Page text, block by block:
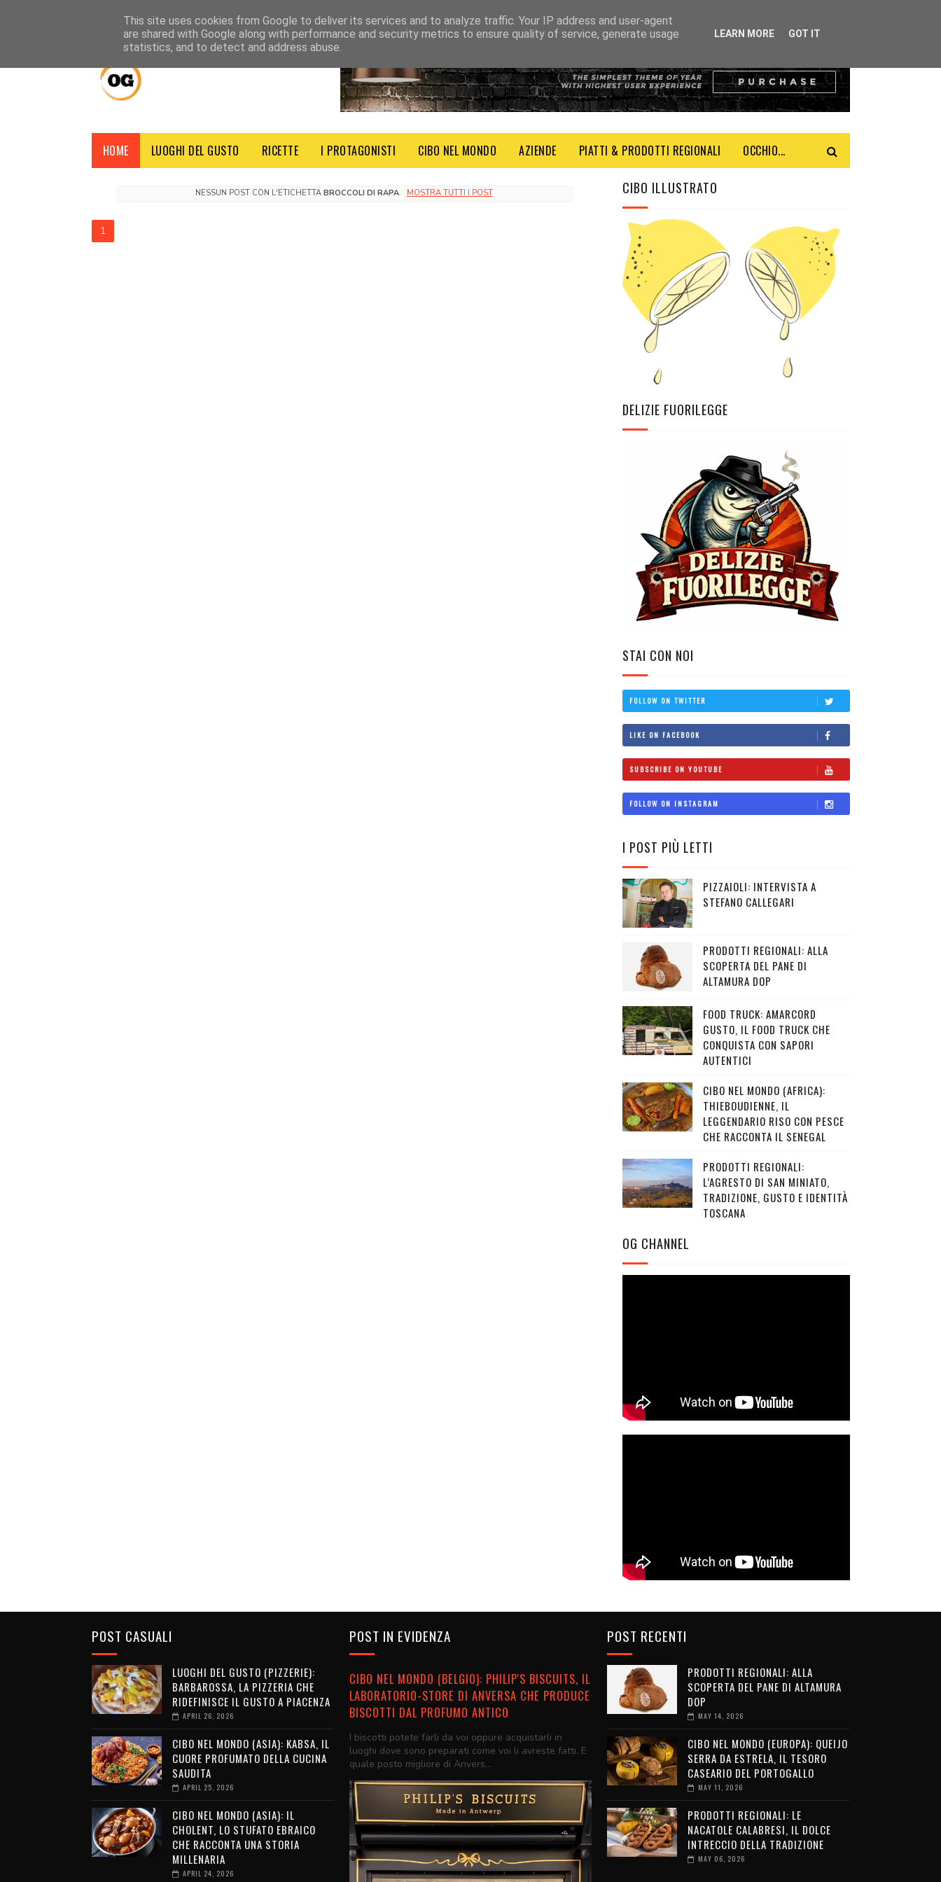
CHI SIAMO CREDITI NOTE LEGALI
HOME LUOGHI DEL GUSTO RICETTE I PROTAGONISTI CIBO NEL MONDO AZIENDE PIATTI & PRODOTTI REGIONALI OCCHIO...
NESSUN POST CON L'ETICHETTABROCCOLI DI RAPA. MOSTRA TUTTI I POST
1
CIBO ILLUSTRATO
DELIZIE FUORILEGGE
STAI CON NOI
FOLLOW ON TWITTER
LIKE ON FACEBOOK
SUBSCRIBE ON YOUTUBE
FOLLOW ON INSTAGRAM
I POST PIÙ LETTI
PIZZAIOLI: INTERVISTA A
STEFANO CALLEGARI
PRODOTTI REGIONALI: ALLA
SCOPERTA DEL PANE DI
ALTAMURA DOP
FOOD TRUCK: AMARCORD
GUSTO, IL FOOD TRUCK CHE
CONQUISTA CON SAPORI
AUTENTICI
CIBO NEL MONDO (AFRICA):
THIEBOUDIENNE, IL
LEGGENDARIO RISO CON PESCE
CHE RACCONTA IL SENEGAL
PRODOTTI REGIONALI:
L’AGRESTO DI SAN MINIATO,
TRADIZIONE, GUSTO E IDENTITÀ
TOSCANA
OG CHANNEL
POST CASUALI
LUOGHI DEL GUSTO (PIZZERIE):
BARBAROSSA, LA PIZZERIA CHE
RIDEFINISCE IL GUSTO A PIACENZA
APRIL 26, 2026
CIBO NEL MONDO (ASIA): KABSA, IL
CUORE PROFUMATO DELLA CUCINA
SAUDITA
APRIL 25, 2026
CIBO NEL MONDO (ASIA): IL
CHOLENT, LO STUFATO EBRAICO
CHE RACCONTA UNA STORIA
MILLENARIA
APRIL 24, 2026
POST IN EVIDENZA
CIBO NEL MONDO (BELGIO): PHILIP'S BISCUITS, IL
LABORATORIO-STORE DI ANVERSA CHE PRODUCE
BISCOTTI DAL PROFUMO ANTICO
I biscotti potete farli da voi oppure acquistarli in
luoghi dove sono preparati come voi li avreste fatti. E
quale posto migliore di Anvers...
POST RECENTI
PRODOTTI REGIONALI: ALLA
SCOPERTA DEL PANE DI ALTAMURA
DOP
MAY 14, 2026
CIBO NEL MONDO (EUROPA): QUEIJO
SERRA DA ESTRELA, IL TESORO
CASEARIO DEL PORTOGALLO
MAY 11, 2026
PRODOTTI REGIONALI: LE
NACATOLE CALABRESI, IL DOLCE
INTRECCIO DELLA TRADIZIONE
MAY 06, 2026
This site uses cookies from Google to deliver its services and to analyze traffic. Your IP address and user-agent
are shared with Google along with performance and security metrics to ensure quality of service, generate usage
statistics, and to detect and address abuse.
LEARN MORE GOT IT